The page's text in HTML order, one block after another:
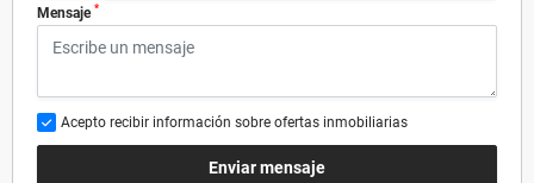
Mensaje *
Acepto recibir información sobre ofertas inmobiliarias
Enviar mensaje